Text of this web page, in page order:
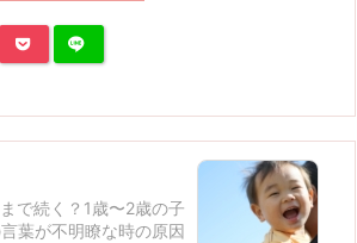
で続く？1歳〜2歳の子
葉が不明瞭な時の原因